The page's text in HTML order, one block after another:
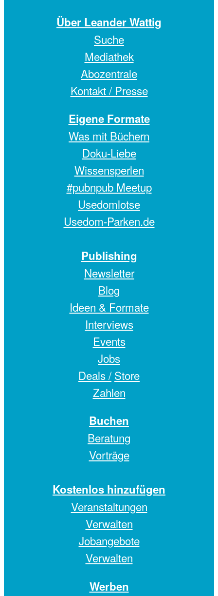
Über Leander Wattig
Suche
Mediathek
Abozentrale
Kontakt / Presse
Eigene Formate
Was mit Büchern
Doku-Liebe
Wissensperlen
#pubnpub Meetup
Usedomlotse
Usedom-Parken.de
Publishing
Newsletter
Blog
Ideen & Formate
Interviews
Events
Jobs
Deals / Store
Zahlen
Buchen
Beratung
Vorträge
Kostenlos hinzufügen
Veranstaltungen
Verwalten
Jobangebote
Verwalten
Werben